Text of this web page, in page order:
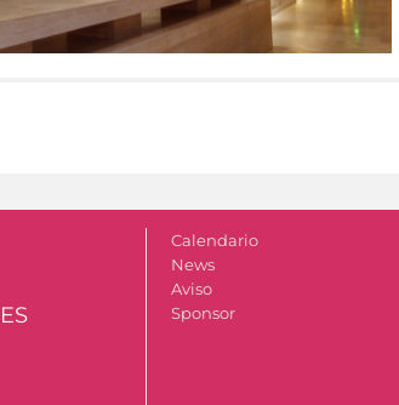
Calendario
News
Aviso
Sponsor